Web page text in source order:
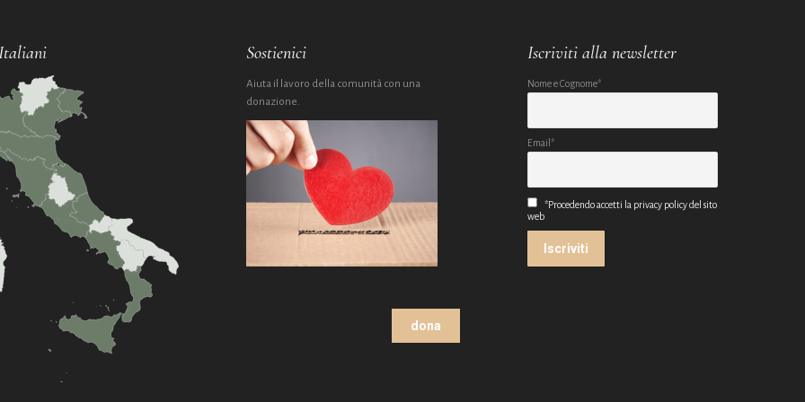
Sostienici
Aiuta il lavoro della comunità con una
donazione.
dona
Iscriviti alla newsletter
Nome e Cognome*
Email*
*Procedendo accetti la privacy policy del sito
web